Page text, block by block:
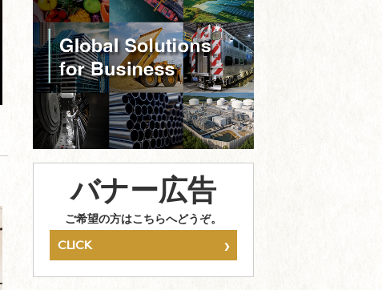
バナー広告
ご希望の方はこちらへどうぞ。
CLICK ›